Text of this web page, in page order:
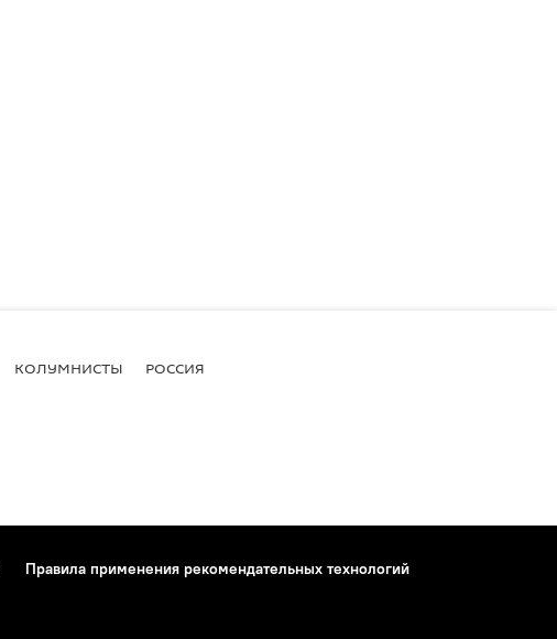
КОЛУМНИСТЫ РОССИЯ
Правила применения рекомендательных технологий